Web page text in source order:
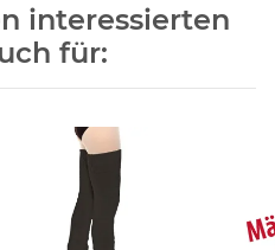
interessierten
für: